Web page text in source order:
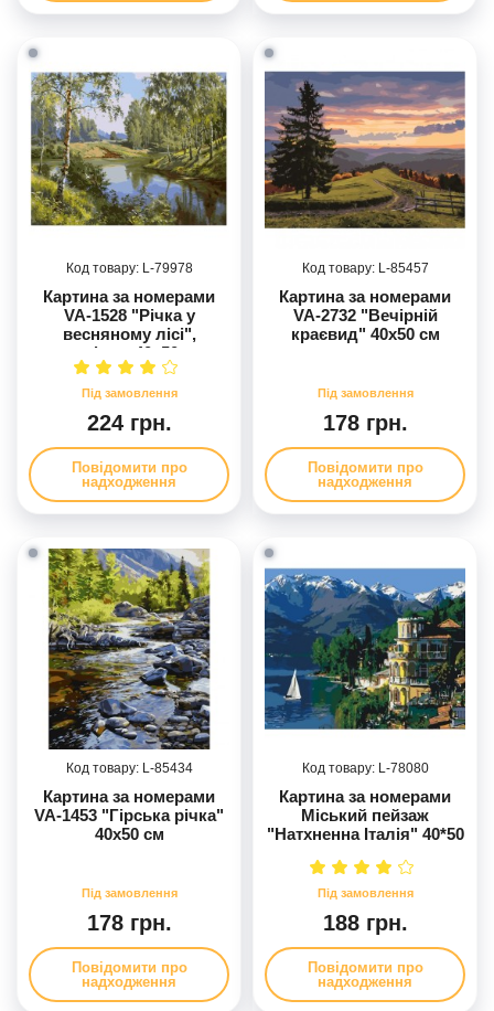
79978
Картина за номерами
VA-1528 "Річка у
весняному лісі",
розміром 40х50 см
224 грн.
Повідомити про
надходження
85457
Картина за номерами
VA-2732 "Вечірній
краєвид" 40х50 см
178 грн.
Повідомити про
надходження
85434
Картина за номерами
VA-1453 "Гірська річка"
40х50 см
178 грн.
Повідомити про
надходження
78080
Картина за номерами
Міський пейзаж
"Натхненна Італія" 40*50
188 грн.
Повідомити про
надходження